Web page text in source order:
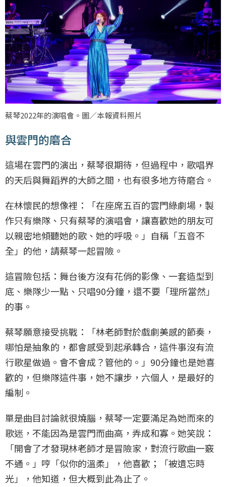
蔡琴2022年的演唱會。圖／本報資料照片
與雲門的磨合
這場在雲門的演出，蔡琴很期待，但過程中，歌唱界
的天后與舞蹈界的大師之間，也有很多地方待磨合。
在林懷民的想像裡：「在座席五百的雲門綠劇場，製
作只有樂隊、只有蔡琴的演唱會，讓喜歡她的朋友可
以親密地傾聽她的歌、她的呼吸。」自稱「五音不
全」的他，請蔡琴一起冒險。
這冒險包括：舞台後方沒有花俏的影像、一套造型到
底、樂隊少一點、只唱90分鐘，還不要「理所當然」
的事。
蔡琴願意接受挑戰：「林老師對於戲劇美感的節奏，
哪怕是抽象的，都會感受到起承轉合，這件事沒有流
行歌星做過。會不會成？管他的。」90分鐘也是她喜
歡的，但樂隊這件事，她不讓步，六個人，是最好的
編制。
單是曲目討論就很燒腦，蔡琴一定要滿足為她而來的
歌迷，不能因為是雲門而曲高，弄成和寡。她笑說：
「開會了才發現林老師才是冒險家，對流行歌曲一竅
不通。」哼「似你的溫柔」，他喜歡；「被遺忘時
光」，他知道，但大概到此為止了。